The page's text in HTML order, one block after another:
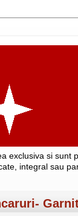
si
integral sau